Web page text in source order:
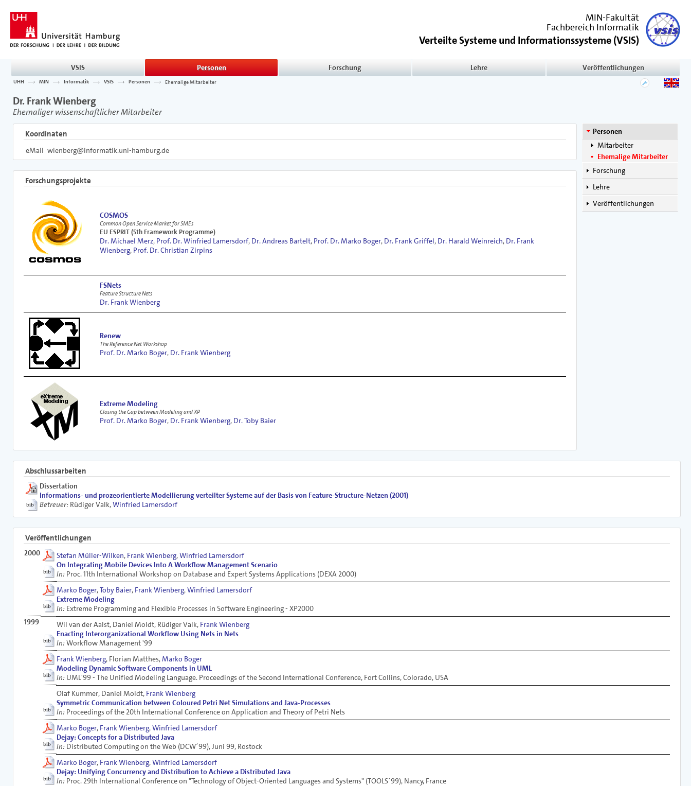
MIN-Fakultät
Fachbereich Informatik
Verteilte Systeme und Informationssysteme(VSIS)
VSIS Personen Forschung Lehre Veröffentlichungen
UHH MIN Informatik VSIS Personen Ehemalige Mitarbeiter
Personen
Mitarbeiter
Ehemalige Mitarbeiter
Forschung
Lehre
Veröffentlichungen
Dr. Frank Wienberg
Ehemaliger wissenschaftlicher Mitarbeiter
Koordinaten
eMail wienberg@informatik.uni-hamburg.de
Forschungsprojekte
COSMOS
Common Open Service Market for SMEs
EU ESPRIT (5th Framework Programme)
Dr. Michael Merz, Prof. Dr. Winfried Lamersdorf, Dr. Andreas Bartelt, Prof. Dr. Marko Boger, Dr. Frank Griffel, Dr. Harald Weinreich, Dr. Frank
Wienberg, Prof. Dr. Christian Zirpins
FSNets
Feature Structure Nets
Dr. Frank Wienberg
Renew
The Reference Net Workshop
Prof. Dr. Marko Boger, Dr. Frank Wienberg
Extreme Modeling
Closing the Gap between Modeling and XP
Prof. Dr. Marko Boger, Dr. Frank Wienberg, Dr. Toby Baier
Abschlussarbeiten
Dissertation
Informations- und prozeorientierte Modellierung verteilter Systeme auf der Basis von Feature-Structure-Netzen (2001)
Betreuer: Rüdiger Valk,Winfried Lamersdorf
Veröffentlichungen
2000 Stefan Müller-Wilken, Frank Wienberg,Winfried Lamersdorf
On Integrating Mobile Devices Into A Workflow Management Scenario
In: Proc. 11th International Workshop on Database and Expert Systems Applications (DEXA 2000)
Marko Boger,Toby Baier, Frank Wienberg,Winfried Lamersdorf
Extreme Modeling
In: Extreme Programming and Flexible Processes in Software Engineering - XP2000
1999
Wil van der Aalst, Daniel Moldt, Rüdiger Valk, Frank Wienberg
Enacting Interorganizational Workflow Using Nets in Nets
In: Workflow Management '99
Frank Wienberg, Florian Matthes,Marko Boger
Modeling Dynamic Software Components in UML
In: UML'99 - The Unified Modeling Language. Proceedings of the Second International Conference, Fort Collins, Colorado, USA
Olaf Kummer, Daniel Moldt, Frank Wienberg
Symmetric Communication between Coloured Petri Net Simulations and Java-Processes
In: Proceedings of the 20th International Conference on Application and Theory of Petri Nets
Marko Boger, Frank Wienberg,Winfried Lamersdorf
Dejay: Concepts for a Distributed Java
In: Distributed Computing on the Web (DCW´99), Juni 99, Rostock
Marko Boger, Frank Wienberg,Winfried Lamersdorf
Dejay: Unifying Concurrency and Distribution to Achieve a Distributed Java
In: Proc. 29th International Conference on "Technology of Object-Oriented Languages and Systems" (TOOLS´99), Nancy, France